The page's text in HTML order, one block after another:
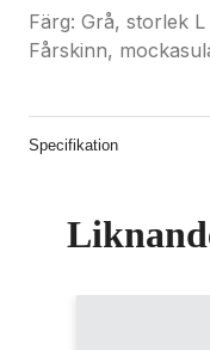
Färg: Grå, storlek
Fårskinn,
Specifikation